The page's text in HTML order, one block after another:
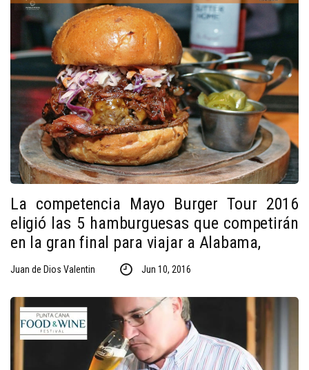
La competencia Mayo Burger Tour 2016
eligió las 5 hamburguesas que competirán
en la gran final para viajar a Alabama,
Juan de Dios Valentin Jun 10, 2016